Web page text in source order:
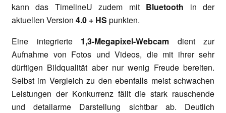
kann das TimelineU zudem mit Bluetooth in der
aktuellen Version 4.0 + HS punkten.
Eine integrierte 1,3-Megapixel-Webcam dient zur
Aufnahme von Fotos und Videos, die mit ihrer sehr
dürftigen Bildqualität aber nur wenig Freude bereiten.
Selbst im Vergleich zu den ebenfalls meist schwachen
Leistungen der Konkurrenz fällt die stark rauschende
und detailarme Darstellung sichtbar ab. Deutlich